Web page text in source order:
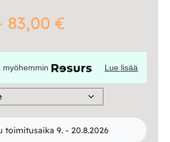
83,00 €
38,00 €
-
83,00 €
myöhemmin Lue lisää
toimitusaika 9. - 20.8.2026